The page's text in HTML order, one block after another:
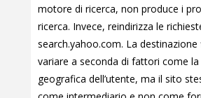
motore di ricerca, non produce i
ricerca. Invece, reindirizza le
search.yahoo.com. La destinazione
variare a seconda di fattori come
geografica dell’utente, ma il sito